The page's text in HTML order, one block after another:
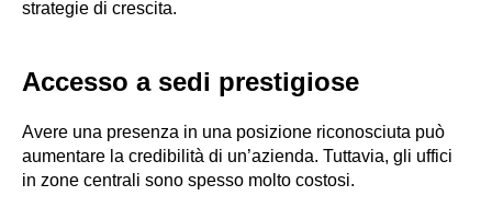
strategie di crescita.
Accesso a sedi prestigiose
Avere una presenza in una posizione riconosciuta può
aumentare la credibilità di un’azienda. Tuttavia, gli uffici
in zone centrali sono spesso molto costosi.